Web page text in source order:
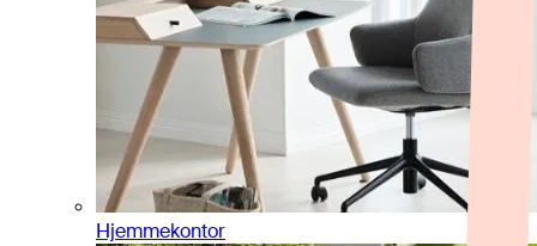
Hjemmekontor